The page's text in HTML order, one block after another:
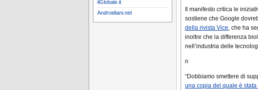
ilGlobale.it
Androidiani.net
Il manifesto critica le
sostiene che Google
della rivista Vice, che ha
inoltre che la differenza
nell’industria delle
n
“Dobbiamo smettere di
una copia del quale è